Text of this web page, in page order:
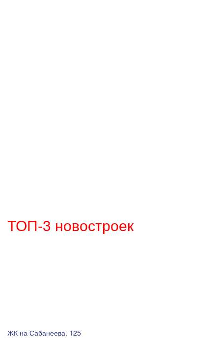
ТОП-3 новостроек
ЖК на Сабанеева, 125